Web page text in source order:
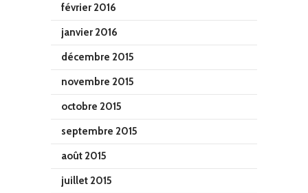
février 2016
janvier 2016
décembre 2015
novembre 2015
octobre 2015
septembre 2015
août 2015
juillet 2015